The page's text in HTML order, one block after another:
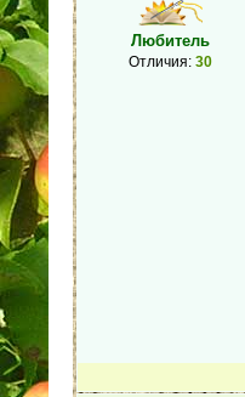
Любитель
Отличия: 30